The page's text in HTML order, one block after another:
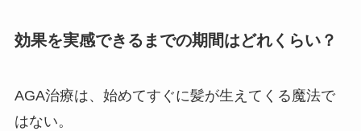
効果を実感できるまでの期間はどれくらい？
AGA治療は、始めてすぐに髪が生えてくる魔法で
はない。